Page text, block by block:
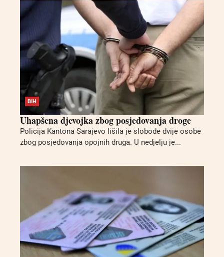
BIH
Uhapšena djevojka zbog posjedovanja droge
Policija Kantona Sarajevo lišila je slobode dvije osobe
zbog posjedovanja opojnih druga. U nedjelju je...